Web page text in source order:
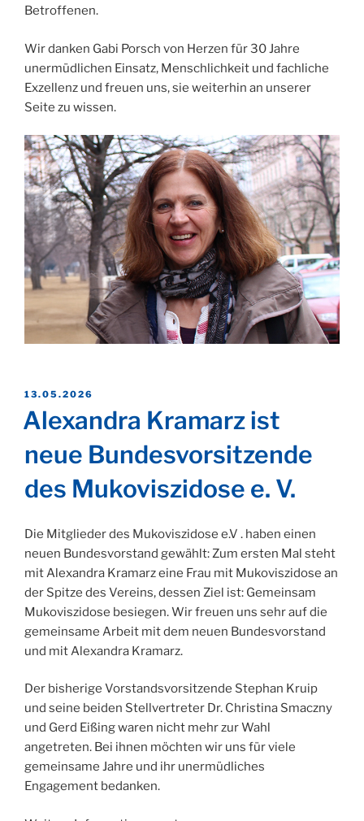
Betroffenen.
Wir danken Gabi Porsch von Herzen für 30 Jahre
unermüdlichen Einsatz, Menschlichkeit und fachliche
Exzellenz und freuen uns, sie weiterhin an unserer
Seite zu wissen.
VERÖFFENTLICHT
13.05.2026
Alexandra Kramarz ist
neue Bundesvorsitzende
des Mukoviszidose e. V.
Die Mitglieder des Mukoviszidose e.V . haben einen
neuen Bundesvorstand gewählt: Zum ersten Mal steht
mit Alexandra Kramarz eine Frau mit Mukoviszidose an
der Spitze des Vereins, dessen Ziel ist: Gemeinsam
Mukoviszidose besiegen. Wir freuen uns sehr auf die
gemeinsame Arbeit mit dem neuen Bundesvorstand
und mit Alexandra Kramarz.
Der bisherige Vorstandsvorsitzende Stephan Kruip
und seine beiden Stellvertreter Dr. Christina Smaczny
und Gerd Eißing waren nicht mehr zur Wahl
angetreten. Bei ihnen möchten wir uns für viele
gemeinsame Jahre und ihr unermüdliches
Engagement bedanken.